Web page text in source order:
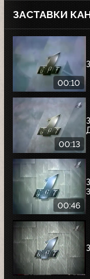
ЗАСТАВКИ
00:10
00:13
00:46